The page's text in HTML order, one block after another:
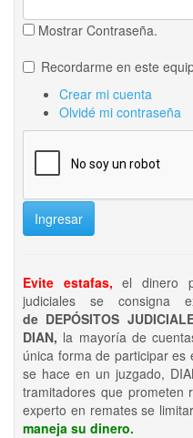
Mostrar Contraseña.
Recordarme en este
Crear mi cuenta
Olvidé mi contraseña
Ingresar
Evite estafas, el dinero
judiciales se consigna
de DEPÓSITOS
DIAN, la mayoría de
única forma de participar
se hace en un juzgado,
tramitadores que prometen
experto en remates se
maneja su dinero.